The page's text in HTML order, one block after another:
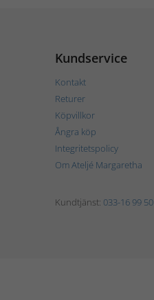
Kundservice
Kontakt
Returer
Köpvillkor
Ångra köp
Integritetspolicy
Om Ateljé Margaretha
Kundtjänst: 033-16 99 50